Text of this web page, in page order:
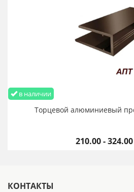
в наличии
Торцевой алюминиевый
210.00 -
КОНТАКТЫ